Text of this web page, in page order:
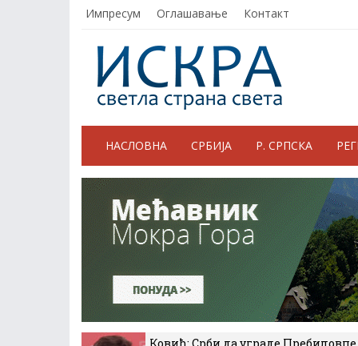
Импресум Оглашавање Контакт
НАСЛОВНА СРБИЈА Р. СРПСКА